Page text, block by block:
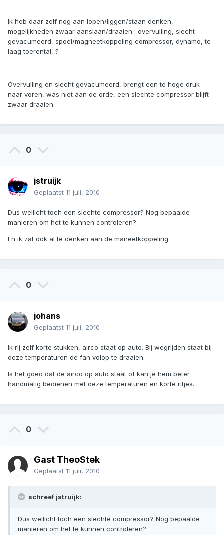
Ik heb daar zelf nog aan lopen/liggen/staan denken,
mogelijkheden zwaar aanslaan/draaien : overvulling, slecht
gevacumeerd, spoel/magneetkoppeling compressor, dynamo, te
laag toerental, ?
Overvulling en slecht gevacumeerd, brengt een te hoge druk
naar voren, was niet aan de orde, een slechte compressor blijft
zwaar draaien.
0
jstruijk
Geplaatst 11 juli, 2010
Dus wellicht toch een slechte compressor? Nog bepaalde
manieren om het te kunnen controleren?
En ik zat ook al te denken aan de maneetkoppeling.
0
johans
Geplaatst 11 juli, 2010
Ik rij zelf korte stukken, airco staat op auto. Bij wegrijden staat bij
deze temperaturen de fan volop te draaien.
Is het goed dat de airco op auto staat of kan je hem beter
handmatig bedienen met deze temperaturen en korte ritjes.
0
Gast TheoStek
Geplaatst 11 juli, 2010
schreef jstruijk:
Dus wellicht toch een slechte compressor? Nog bepaalde
manieren om het te kunnen controleren?